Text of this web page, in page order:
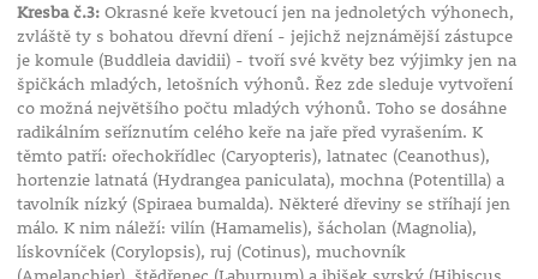
Kresba č.3:Okrasné keře kvetoucí jen na jednoletých výhonech,
zvláště ty s bohatou dřevní dření - jejichž nejznámější zástupce
je komule (Buddleia davidii) - tvoří své květy bez výjimky jen na
špičkách mladých, letošních výhonů. Řez zde sleduje vytvoření
co možná největšího počtu mladých výhonů. Toho se dosáhne
radikálním seříznutím celého keře na jaře před vyrašením. K
těmto patří: ořechokřídlec (Caryopteris), latnatec (Ceanothus),
hortenzie latnatá (Hydrangea paniculata), mochna (Potentilla) a
tavolník nízký (Spiraea bumalda). Některé dřeviny se stříhají jen
málo. K nim náleží: vilín (Hamamelis), šácholan (Magnolia),
lískovníček (Corylopsis), ruj (Cotinus), muchovník